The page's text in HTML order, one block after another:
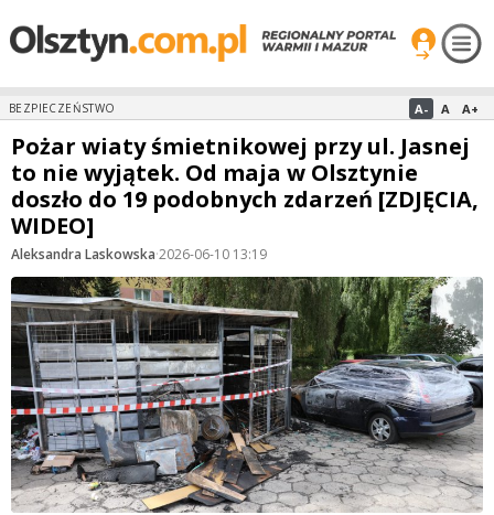
BEZPIECZEŃSTWO A- A A+
Pożar wiaty śmietnikowej przy ul. Jasnej
to nie wyjątek. Od maja w Olsztynie
doszło do 19 podobnych zdarzeń [ZDJĘCIA,
WIDEO]
Aleksandra Laskowska·2026-06-10 13:19